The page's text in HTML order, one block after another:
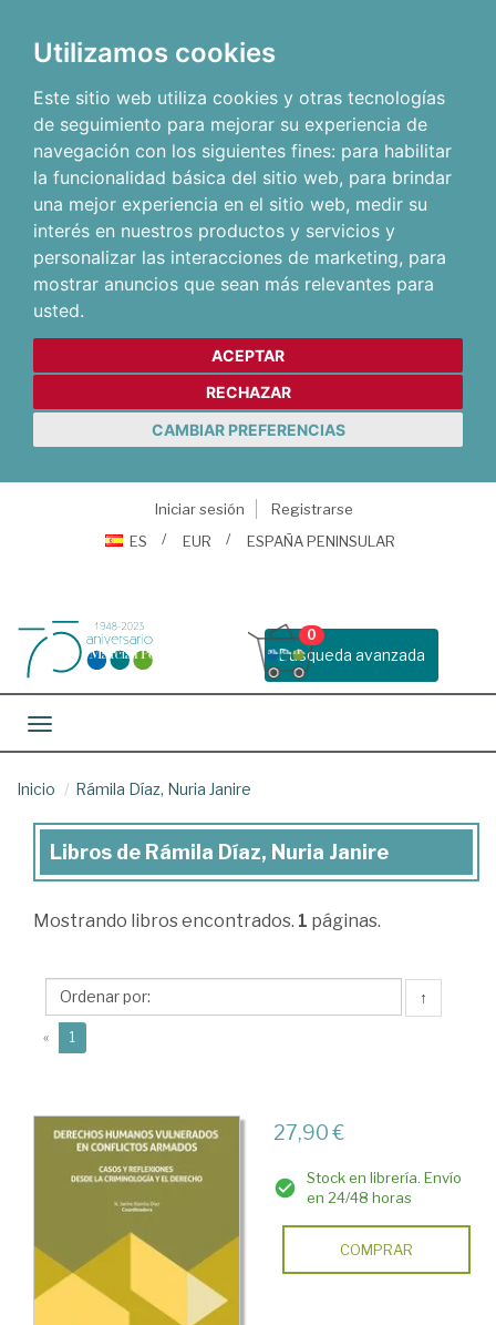
Utilizamos cookies
Este sitio web utiliza cookies y otras tecnologías
de seguimiento para mejorar su experiencia de
navegación con los siguientes fines: para habilitar
la funcionalidad básica del sitio web, para brindar
una mejor experiencia en el sitio web, medir su
interés en nuestros productos y servicios y
personalizar las interacciones de marketing, para
mostrar anuncios que sean más relevantes para
usted.
ACEPTAR
RECHAZAR
CAMBIAR PREFERENCIAS
Iniciar sesión
Registrarse
ES
EUR ESPAÑA PENINSULAR
Busqueda avanzada
0
Toggle navigation
Inicio Rámila Díaz, Nuria Janire
Libros
Rámila
Nuria
Janire
Libros de Rámila Díaz, Nuria Janire
Mostrando libros encontrados. 1 páginas.
↑
« 1
27,90 €
Stock en librería. Envío
en 24/48 horas
COMPRAR